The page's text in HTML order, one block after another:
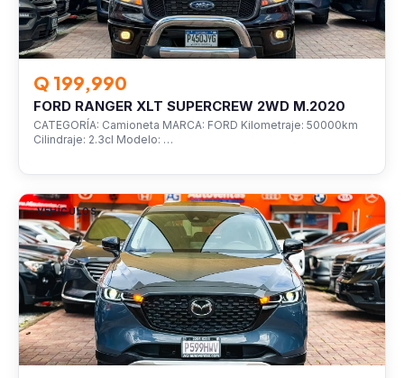
Q 199,990
FORD RANGER XLT SUPERCREW 2WD M.2020
CATEGORÍA: Camioneta MARCA: FORD Kilometraje: 50000km
Cilindraje: 2.3cl Modelo: …
VEHÍCULOS